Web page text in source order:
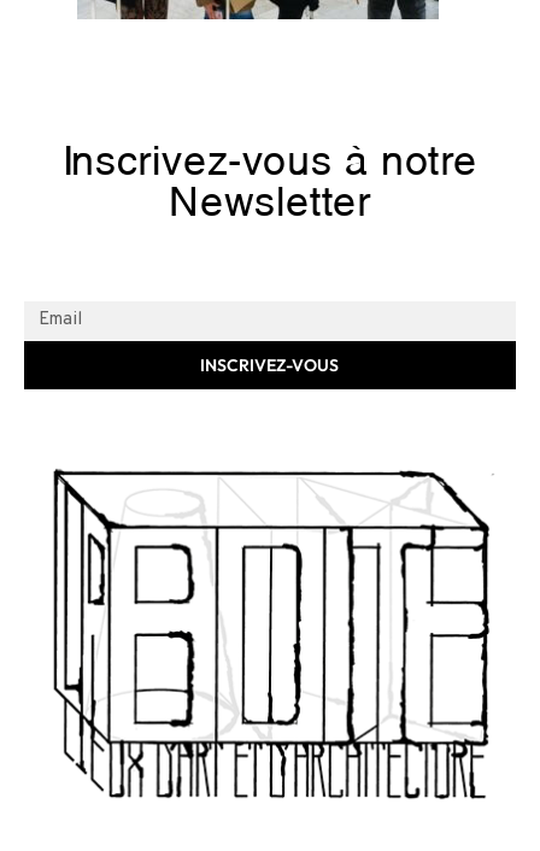
Inscrivez-vous à notre
Newsletter
INSCRIVEZ-VOUS